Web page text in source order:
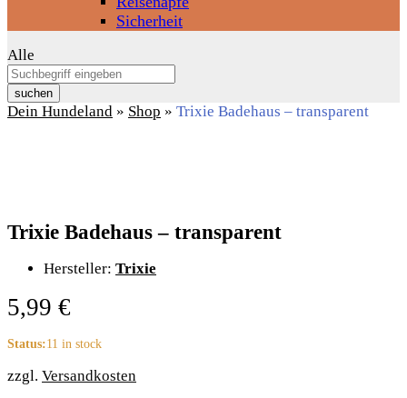
Sicherheit
Alle
suchen
Dein Hundeland » Shop » Trixie Badehaus – transparent
Trixie Badehaus – transparent
Hersteller: Trixie
5,99 €
Status:11 in stock
zzgl. Versandkosten